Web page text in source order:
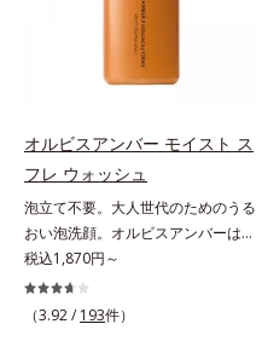
レイ配合(*3)で、皮脂や古い角質、
毛穴汚れまでスッキリ落として、ず
っと触れていたくなるような、しっ
とりうるおったなめらかな素肌に整
のニオイや角質が気になる部位に、
週2～3回を目安にお使いいただけ
る、スペシャルボディケアアイテム
です。落ち着きと深みを感じさせ
る、ウッディの香り。*1 ニオイの
元となる汚れ *2 古い角質 *3 レ
ッドクレイ（イライト、カオリン）
配合＝古い角質をからめとる洗浄成
オルビスアンバー モイスト ス
フレ ウォッシュ
泡立て不要。大人世代のためのうる
おい泡洗顔。オルビスアンバーは、
いつも⾃然体で美しくありたいと願
う⼤⼈世代に寄り添うブランドで
す。年齢印象研究に基づいた肌サイ
税込1,870円～
（3.92 / 193件）